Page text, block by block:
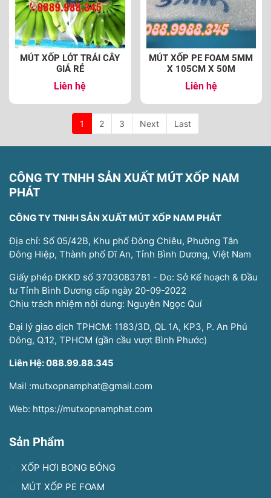
MÚT XỐP LÓT TRÁI CÂY
GIÁ RẺ
Liên hệ
MÚT XỐP PE FOAM 5MM
X 105CM X 50M
Liên hệ
1 2 3 Next Last
CÔNG TY TNHH SẢN XUẤT MÚT XỐP NAM
PHÁT
CÔNG TY TNHH SẢN XUẤT MÚT XỐP NAM PHÁT
Địa chỉ: Số 05/42B, Khu phố Đông Chiêu, Phường Tân
Đông Hiệp, Thành phố Dĩ An, Tỉnh Bình Dương, Việt Nam
Giấy phép ĐKKD số 3703083781 - Do: Sở Kế hoạch & Đầu
tư Tỉnh Bình Dương cấp ngày 20-09-2022
Chịu trách nhiệm nội dung: Nguyễn Ngọc Quí
Đại lý giao dịch TPHCM: 1183/3D, QL 1A, KP3, P. An Phú
Đông, Q.12, TPHCM (gần cầu vượt Bình Phước)
Liên Hệ: 088.99.88.345
Mail :mutxopnamphat@gmail.com
Web: https://mutxopnamphat.com
Sản Phẩm
XỐP HƠI BONG BÓNG
MÚT XỐP PE FOAM